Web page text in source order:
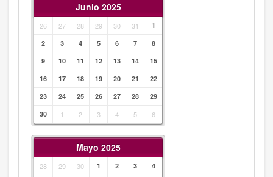
Junio 2025
26 27 28 29 30 31
1
2
3 4 5 6 7
8
9
10 11 12 13 14
15
16
17 18 19 20 21
22
23
24 25 26 27 28
29
30
1 2 3 4 5 6
Mayo 2025
28 29 30 1 2 3 4